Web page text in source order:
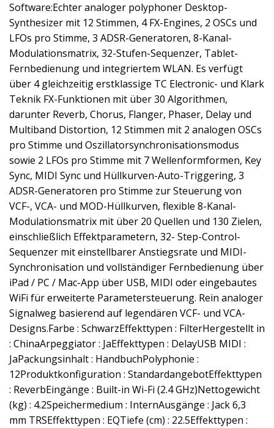
Software:Echter analoger polyphoner Desktop-
Synthesizer mit 12 Stimmen, 4 FX-Engines, 2 OSCs und
LFOs pro Stimme, 3 ADSR-Generatoren, 8-Kanal-
Modulationsmatrix, 32-Stufen-Sequenzer, Tablet-
Fernbedienung und integriertem WLAN. Es verfügt
über 4 gleichzeitig erstklassige TC Electronic- und Klark
Teknik FX-Funktionen mit über 30 Algorithmen,
darunter Reverb, Chorus, Flanger, Phaser, Delay und
Multiband Distortion, 12 Stimmen mit 2 analogen OSCs
pro Stimme und Oszillatorsynchronisationsmodus
sowie 2 LFOs pro Stimme mit 7 Wellenformformen, Key
Sync, MIDI Sync und Hüllkurven-Auto-Triggering, 3
ADSR-Generatoren pro Stimme zur Steuerung von
VCF-, VCA- und MOD-Hüllkurven, flexible 8-Kanal-
Modulationsmatrix mit über 20 Quellen und 130 Zielen,
einschließlich Effektparametern, 32- Step-Control-
Sequenzer mit einstellbarer Anstiegsrate und MIDI-
Synchronisation und vollständiger Fernbedienung über
iPad / PC / Mac-App über USB, MIDI oder eingebautes
WiFi für erweiterte Parametersteuerung. Rein analoger
Signalweg basierend auf legendären VCF- und VCA-
Designs.Farbe : SchwarzEffekttypen : FilterHergestellt in
: ChinaArpeggiator : JaEffekttypen : DelayUSB MIDI :
JaPackungsinhalt : HandbuchPolyphonie :
12Produktkonfiguration : StandardangebotEffekttypen
: ReverbEingänge : Built-in Wi-Fi (2.4 GHz)Nettogewicht
(kg) : 4.2Speichermedium : InternAusgänge : Jack 6,3
mm TRSEffekttypen : EQTiefe (cm) : 22.5Effekttypen :